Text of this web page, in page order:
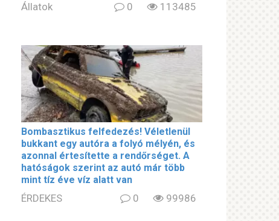
Állatok 0 113485
Bombasztikus felfedezés! Véletlenül
bukkant egy autóra a folyó mélyén, és
azonnal értesítette a rendőrséget. A
hatóságok szerint az autó már több
mint tíz éve víz alatt van
ÉRDEKES 0 99986